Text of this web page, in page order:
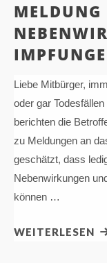
MELDUNG
Liebe Mitbürger,
oder gar
berichten die
zu Meldungen an
geschätzt, dass
Nebenwirkungen
können …
WEITERLESEN